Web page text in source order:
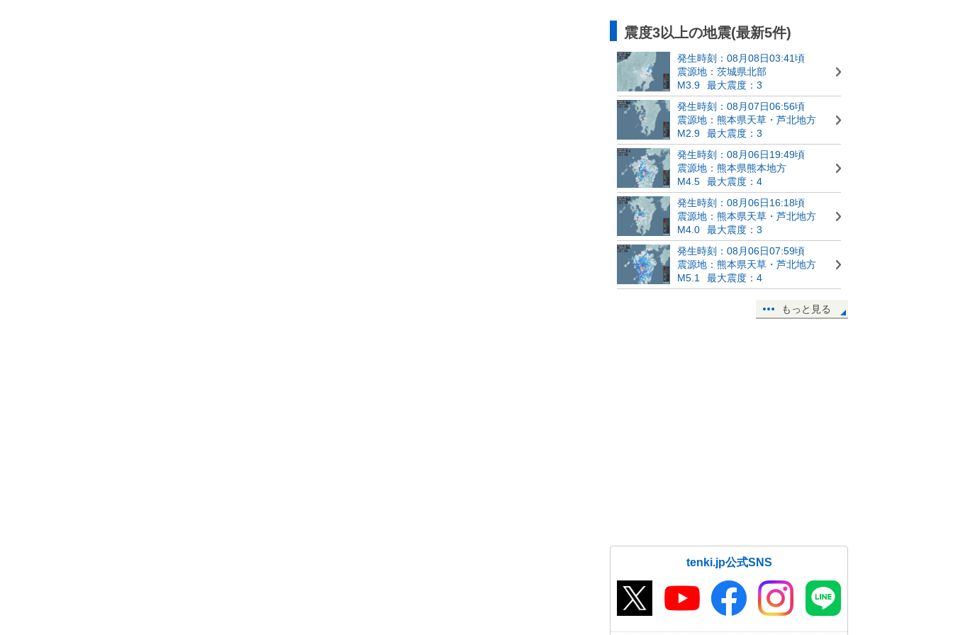
震度3以上の地震(最新5件)
発生時刻：08月08日03:41頃
震源地：茨城県北部
M3.9
最大震度：3
発生時刻：08月07日06:56頃
震源地：熊本県天草・芦北地方
M2.9
最大震度：3
発生時刻：08月06日19:49頃
震源地：熊本県熊本地方
M4.5
最大震度：4
発生時刻：08月06日16:18頃
震源地：熊本県天草・芦北地方
M4.0
最大震度：3
発生時刻：08月06日07:59頃
震源地：熊本県天草・芦北地方
M5.1
最大震度：4
もっと見る
tenki.jp公式SNS